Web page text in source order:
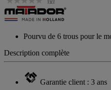
(0)
Description complète